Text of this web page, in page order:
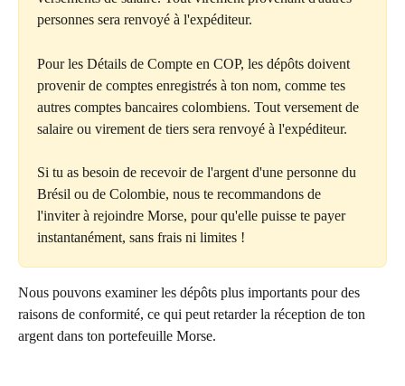
personnes sera renvoyé à l'expéditeur.
Pour les Détails de Compte en COP, les dépôts doivent
provenir de comptes enregistrés à ton nom, comme tes
autres comptes bancaires colombiens. Tout versement de
salaire ou virement de tiers sera renvoyé à l'expéditeur.
Si tu as besoin de recevoir de l'argent d'une personne du
Brésil ou de Colombie, nous te recommandons de
l'inviter à rejoindre Morse, pour qu'elle puisse te payer
instantanément, sans frais ni limites !
Nous pouvons examiner les dépôts plus importants pour des
raisons de conformité, ce qui peut retarder la réception de ton
argent dans ton portefeuille Morse.